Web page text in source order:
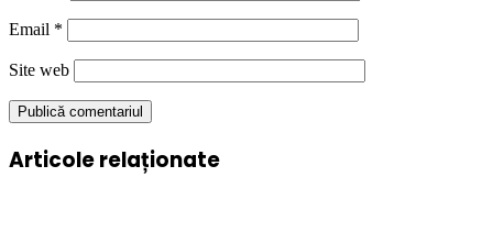
Email *
Site web
Articole relaționate